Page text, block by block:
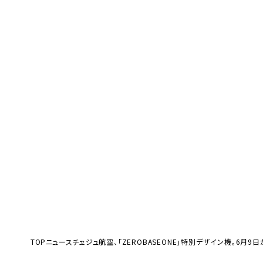
TOPニュースチェジュ航空、「ZEROBASEONE」特別デザイン機。6月9